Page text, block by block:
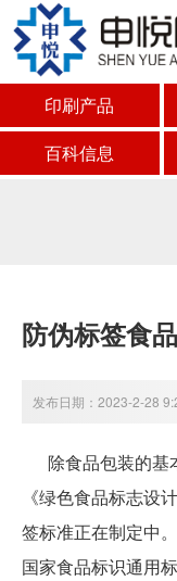
印刷产品
百科信息
防伪标签食
发布日期：2023-2-28
除食品包装的基
《绿色食品标志设
签标准正在制定中
国家食品标识通用